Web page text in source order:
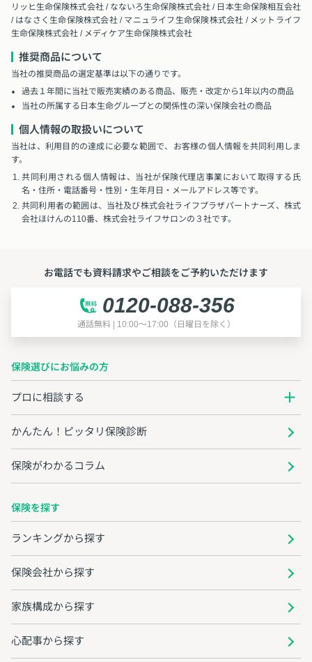
リッヒ生命保険株式会社 / なないろ生命保険株式会社 / 日本生命保険相互会社
/ はなさく生命保険株式会社 / マニュライフ生命保険株式会社 / メットライフ
生命保険株式会社 / メディケア生命保険株式会社
推奨商品について
当社の推奨商品の選定基準は以下の通りです。
過去１年間に当社で販売実績のある商品、販売・改定から1年以内の商品
当社の所属する日本生命グループとの関係性の深い保険会社の商品
個人情報の取扱いについて
当社は、利用目的の達成に必要な範囲で、お客様の個人情報を共同利用しま
す。
共同利用される個人情報は、当社が保険代理店事業において取得する氏
名・住所・電話番号・性別・生年月日・メールアドレス等です。
共同利用者の範囲は、当社及び株式会社ライフプラザパートナーズ、株式
会社ほけんの110番、株式会社ライフサロンの３社です。
お電話でも資料請求やご相談をご予約いただけます
0120-088-356
通話無料 | 10:00～17:00（日曜日を除く）
保険選びにお悩みの方
プロに相談する
かんたん！ピッタリ保険診断
保険がわかるコラム
保険を探す
ランキングから探す
保険会社から探す
家族構成から探す
心配事から探す